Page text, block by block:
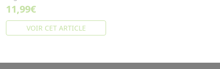
11,99€
VOIR CET ARTICLE